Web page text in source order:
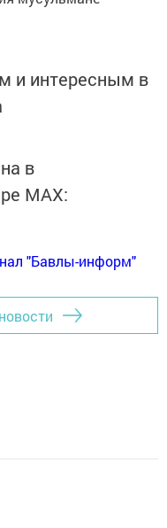
и интересным в
в
MАХ:
"Бавлы-информ"